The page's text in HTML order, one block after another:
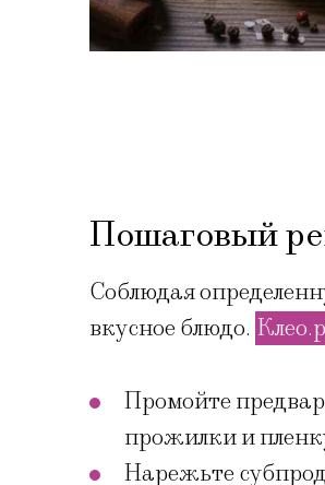
Пошаговый
Соблюдая
вкусное блюдо.
Промойте
прожилки и
Нарежьте